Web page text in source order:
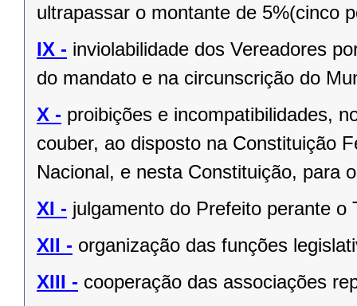
ultrapassar o montante de 5%(cinco
IX - inviolabilidade dos Vereadores
do mandato e na circunscrição do
X - proibições e incompatibilidades,
couber, ao disposto na Constituição
Nacional, e nesta Constituição, para
XI - julgamento do Prefeito perante o
XII - organização das funções
XIII - cooperação das associações